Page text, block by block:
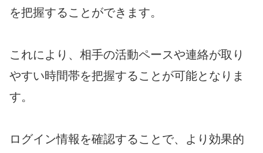
を把握することができます。
これにより、相手の活動ペースや連絡が取り
やすい時間帯を把握することが可能となりま
す。
ログイン情報を確認することで、より効果的